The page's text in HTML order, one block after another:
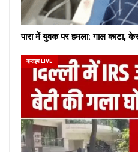
पारा में युवक पर हमला: गाल काटा,
क्राइम LIVE